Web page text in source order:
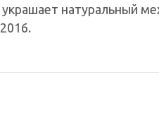
натуральный